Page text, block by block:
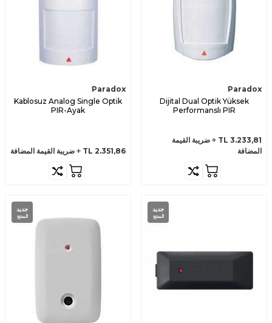
Paradox
Dijital Dual Optik Yüksek
Performanslı PIR
3.233,81
ضريبة القيمة
المضافة
Paradox
Kablosuz Analog Single Optik
PIR-Ayak
2.351,86 ضريبة القيمة المضافة
جديد
المنتج
جديد
المنتج